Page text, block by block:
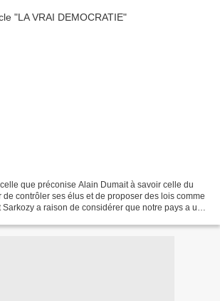
que préconise Alain Dumait à savoir celle du
contrôler ses élus et de proposer des lois comme
a raison de considérer que notre pays a un